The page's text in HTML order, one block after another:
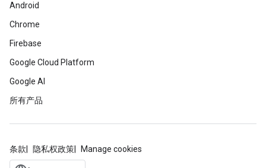
Android
Chrome
Firebase
Google Cloud Platform
Google AI
所有产品
条款 隐私权政策 Manage cookies